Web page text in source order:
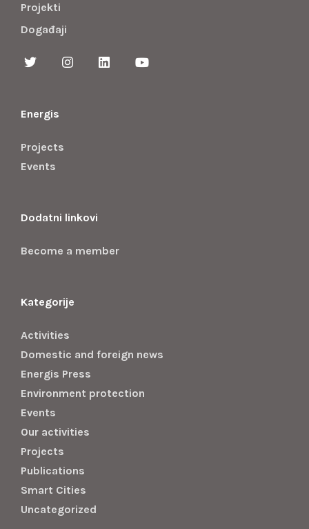
Projekti
Događaji
Energis
Projects
Events
Dodatni linkovi
Become a member
Kategorije
Activities
Domestic and foreign news
Energis Press
Environment protection
Events
Our activities
Projects
Publications
Smart Cities
Uncategorized